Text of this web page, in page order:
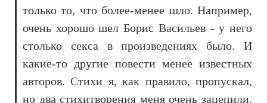
только то, что более-менее шло. Например,
очень хорошо шел Борис Васильев - у него
столько секса в произведениях было. И
какие-то другие повести менее известных
авторов. Стихи я, как правило, пропускал,
но два стихитворения меня очень зацепили.